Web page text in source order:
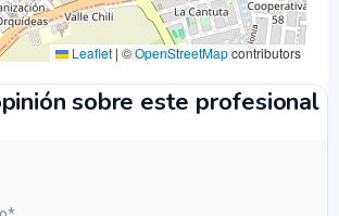
Leaflet | ©OpenStreetMapcontributors
sobre este profesional